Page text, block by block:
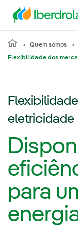
Quem somos
Flexibilidade dos
eletricidade
para